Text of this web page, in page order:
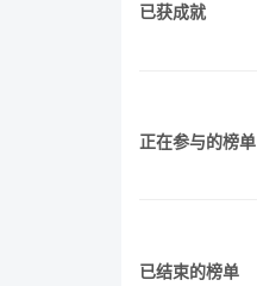
已获成就
正在参与的榜单
已结束的榜单